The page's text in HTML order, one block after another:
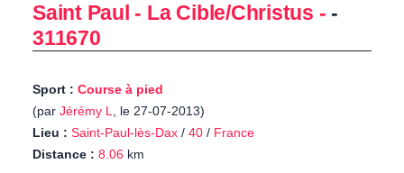
Saint Paul - La Cible/Christus - -
311670
Sport : Course à pied
(par Jérémy L, le 27-07-2013)
Lieu : Saint-Paul-lès-Dax / 40 / France
Distance : 8.06 km